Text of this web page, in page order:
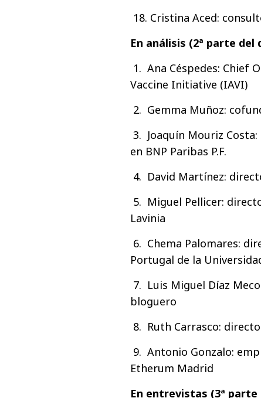
18. Cristina Aced:
En análisis (2ª parte del
1. Ana Céspedes: Chief
Vaccine Initiative (IAVI)
2. Gemma Muñoz:
3. Joaquín Mouriz
en BNP Paribas P.F.
4. David Martínez:
5. Miguel Pellicer:
Lavinia
6. Chema Palomares:
Portugal de la
7. Luis Miguel Díaz
bloguero
8. Ruth Carrasco:
9. Antonio Gonzalo:
Etherum Madrid
En entrevistas (3ª